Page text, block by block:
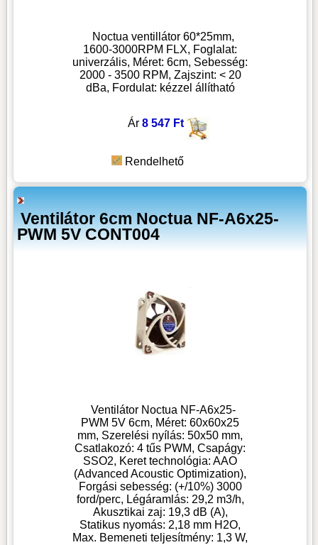
Noctua ventillátor 60*25mm,
1600-3000RPM FLX, Foglalat:
univerzális, Méret: 6cm, Sebesség:
2000 - 3500 RPM, Zajszint: < 20
dBa, Fordulat: kézzel állítható
Ár 8 547 Ft
Rendelhető
Ventilátor 6cm Noctua NF-A6x25-
PWM 5V CONT004
Ventilátor Noctua NF-A6x25-
PWM 5V 6cm, Méret: 60x60x25
mm, Szerelési nyílás: 50x50 mm,
Csatlakozó: 4 tűs PWM, Csapágy:
SSO2, Keret technológia: AAO
(Advanced Acoustic Optimization),
Forgási sebesség: (+/10%) 3000
ford/perc, Légáramlás: 29,2 m3/h,
Akusztikai zaj: 19,3 dB (A),
Statikus nyomás: 2,18 mm H2O,
Max. Bemeneti teljesítmény: 1,3 W,